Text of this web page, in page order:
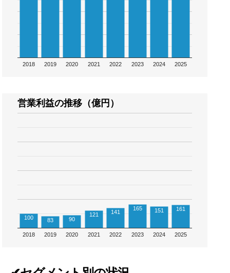
2018 2019 2020 2021 2022 2023 2024 2025
営業利益の推移（億円）
2018 2019 2020 2021 2022 2023 2024 2025
100 83 90
121 141
165 151 161